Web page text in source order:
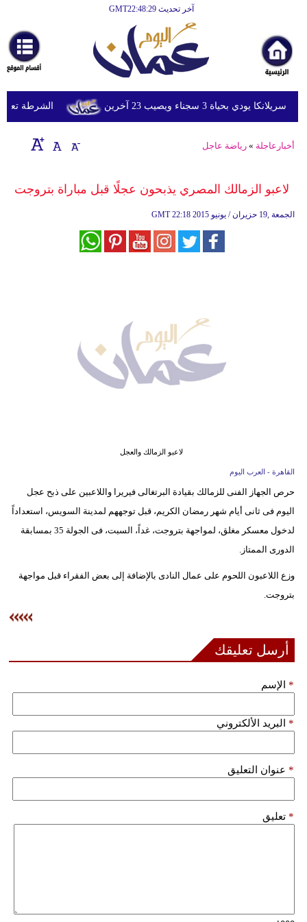
آخر تحديث GMT22:48:29
أخبارعاجلة
رياضة
ثقافة
إقتصاد
وموسيقى
علوم
وتكنولوجيا
مدوَّنات
سيارات
الشرطة تعتقل بحياة 3 سجناء ويصيب 23 آخرين
أخبارعاجلة »رياضة عاجل
لاعبو الزمالك المصري يذبحون عجلًا قبل مباراة بتروجت
GMT 22:18 2015 الجمعة ,19 حزيران / يونيو
لاعبو الزمالك والعجل
القاهرة - العرب اليوم
حرص الجهاز الفنى للزمالك بقيادة البرتغالى فيريرا واللاعبين على ذبح عجل
اليوم فى ثانى أيام شهر رمضان الكريم، قبل توجههم لمدينة السويس، استعداداً
لدخول معسكر مغلق، لمواجهة بتروجت، غداً، السبت، فى الجولة 35 بمسابقة
الدورى الممتاز.
وزع اللاعبون اللحوم على عمال النادى بالإضافة إلى بعض الفقراء قبل مواجهة
بتروجت.
أرسل تعليقك
الإسم *
البريد الألكتروني *
عنوان التعليق *
تعليق *